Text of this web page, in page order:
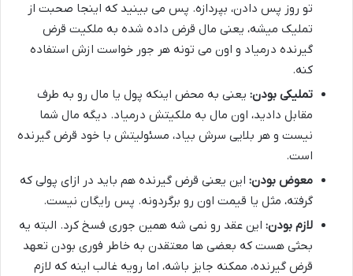
تو روز پس دادن، بپردازه. پس می بینید که اینجا صحبت از
تملیک میشه، یعنی مال قرض داده شده به ملکیت قرض
گیرنده درمیاد و اون می تونه هر جور خواست ازش استفاده
کنه.
تملیکی بودن: یعنی به محض اینکه پول یا مال رو به طرف
مقابل دادید، اون مال به ملکیتش درمیاد. دیگه مال شما
نیست و هر بلایی سرش بیاد، مسئولیتش با خود قرض گیرنده
است.
معوض بودن: این یعنی قرض گیرنده هم باید در ازای پولی که
گرفته، مثل یا قیمت اون رو برگردونه. پس رایگان نیست.
لازم بودن: این عقد رو نمی شه همین جوری فسخ کرد. البته یه
بحثی هست که بعضی ها معتقدن به خاطر فوری بودن تعهد
قرض گیرنده، ممکنه جایز باشه، اما رویه غالب اینه که لازم